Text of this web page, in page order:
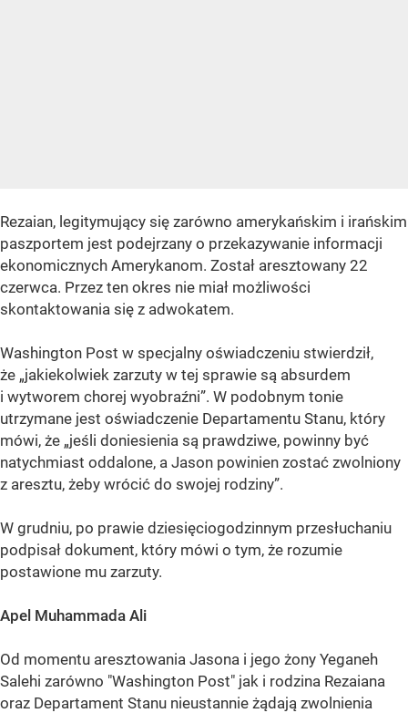
Rezaian, legitymujący się zarówno amerykańskim i irańskim
paszportem jest podejrzany o przekazywanie informacji
ekonomicznych Amerykanom. Został aresztowany 22
czerwca. Przez ten okres nie miał możliwości
skontaktowania się z adwokatem.
Washington Post w specjalny oświadczeniu stwierdził,
że „jakiekolwiek zarzuty w tej sprawie są absurdem
i wytworem chorej wyobraźni”. W podobnym tonie
utrzymane jest oświadczenie Departamentu Stanu, który
mówi, że „jeśli doniesienia są prawdziwe, powinny być
natychmiast oddalone, a Jason powinien zostać zwolniony
z aresztu, żeby wrócić do swojej rodziny”.
W grudniu, po prawie dziesięciogodzinnym przesłuchaniu
podpisał dokument, który mówi o tym, że rozumie
postawione mu zarzuty.
Apel Muhammada Ali
Od momentu aresztowania Jasona i jego żony Yeganeh
Salehi zarówno "Washington Post" jak i rodzina Rezaiana
oraz Departament Stanu nieustannie żądają zwolnienia